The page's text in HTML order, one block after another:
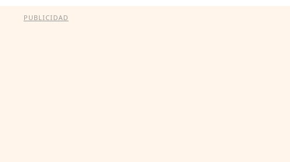
PUBLICIDAD